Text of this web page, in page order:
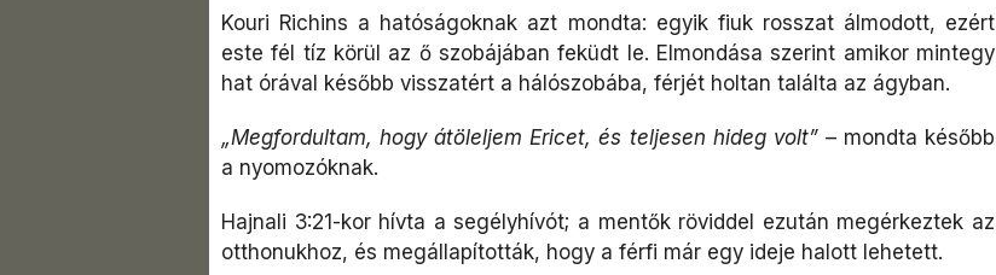
Kouri Richins a hatóságoknak azt mondta: egyik fiuk rosszat álmodott, ezért
este fél tíz körül az ő szobájában feküdt le. Elmondása szerint amikor mintegy
hat órával később visszatért a hálószobába, férjét holtan találta az ágyban.
„Megfordultam, hogy átöleljem Ericet, és teljesen hideg volt” – mondta később
a nyomozóknak.
Hajnali 3:21-kor hívta a segélyhívót; a mentők röviddel ezután megérkeztek az
otthonukhoz, és megállapították, hogy a férfi már egy ideje halott lehetett.